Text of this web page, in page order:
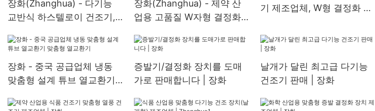
장화(Zhanghua) - 다기능
교반식 하스텔로이 건조기,
트셰 필터 건조기
장화(Zhanghua) - 제약 산
업용 고품질 W자형 결정화
결정화기
기 제조업체, W형 결정화 탱
장화 - 중국 공급업체 냉동
맞춤형 설계 튜브 열교환기
증발기/결정화 장치를 도매
가로 판매합니다 | 장화
날개가 달린 최고급 다기능
건조기 판매 | 장화